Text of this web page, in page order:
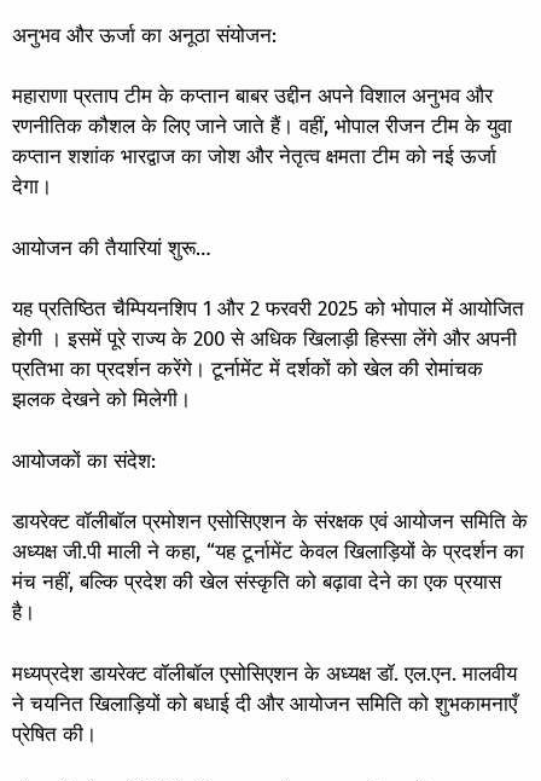
अनुभव और ऊर्जा का अनूठा संयोजन:
महाराणा प्रताप टीम के कप्तान बाबर उद्दीन अपने विशाल अनुभव और
रणनीतिक कौशल के लिए जाने जाते हैं। वहीं, भोपाल रीजन टीम के युवा
कप्तान शशांक भारद्वाज का जोश और नेतृत्व क्षमता टीम को नई ऊर्जा
देगा।
आयोजन की तैयारियां शुरू…
यह प्रतिष्ठित चैम्पियनशिप 1 और 2 फरवरी 2025 को भोपाल में आयोजित
होगी । इसमें पूरे राज्य के 200 से अधिक खिलाड़ी हिस्सा लेंगे और अपनी
प्रतिभा का प्रदर्शन करेंगे। टूर्नामेंट में दर्शकों को खेल की रोमांचक
झलक देखने को मिलेगी।
आयोजकों का संदेश:
डायरेक्ट वॉलीबॉल प्रमोशन एसोसिएशन के संरक्षक एवं आयोजन समिति के
अध्यक्ष जी.पी माली ने कहा, “यह टूर्नामेंट केवल खिलाड़ियों के प्रदर्शन का
मंच नहीं, बल्कि प्रदेश की खेल संस्कृति को बढ़ावा देने का एक प्रयास
है।
मध्यप्रदेश डायरेक्ट वॉलीबॉल एसोसिएशन के अध्यक्ष डॉ. एल.एन. मालवीय
ने चयनित खिलाड़ियों को बधाई दी और आयोजन समिति को शुभकामनाएँ
प्रेषित की।